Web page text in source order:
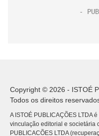
Copyright © 2026 - ISTOÉ
Todos os direitos
A ISTOÉ PUBLICAÇÕES LTDA
vinculação editorial e societária
PUBLICACÕES LTDA